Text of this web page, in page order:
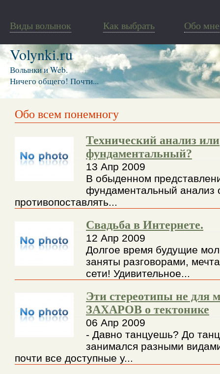
Виды волынок Как выбрать Обо мне
Volynki.ru
Волынки и Web.
Ничего общего! Почти...
Обо всем понемногу
Технический анализ или
фундаментальный?
13 Апр 2009
В обыденном
фундаментальный анализ
противопоставлять...
Свадьба в Интернете.
12 Апр 2009
Долгое время будущие
заняты разговорами,
сети! Удивительное...
Эти стереотипы не для
ЗАХАРОВ о тектонике
06 Апр 2009
- Давно танцуешь? До
занимался разными
почти все доступные у...